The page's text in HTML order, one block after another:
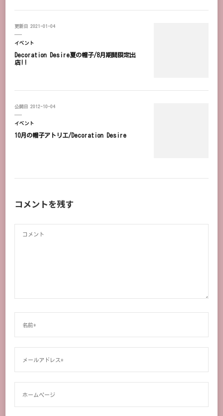
更新日 2021-01-04
イベント
Decoration Desire夏の帽子/8月期間限定出
店!!
公開日 2012-10-04
イベント
10月の帽子アトリエ/Decoration Desire
コメントを残す